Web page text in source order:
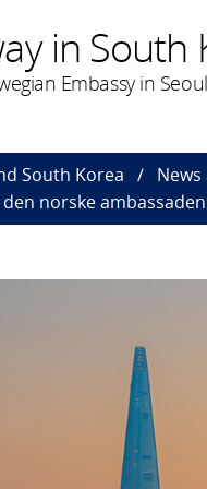
in South
Embassy in Seoul
South Korea
norske